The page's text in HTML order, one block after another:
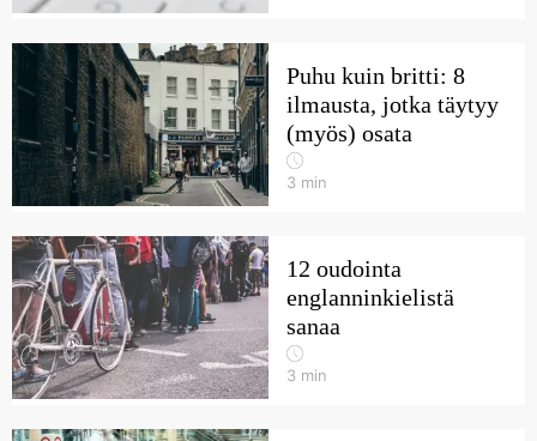
Puhu kuin britti: 8
ilmausta, jotka täytyy
(myös) osata
3 min
12 oudointa
englanninkielistä
sanaa
3 min